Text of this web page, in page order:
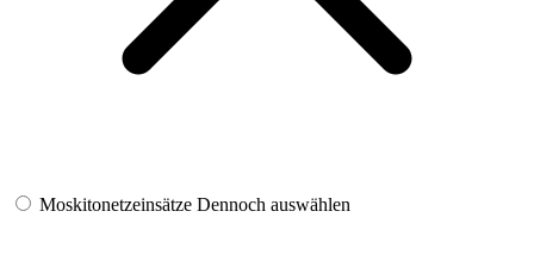
Moskitonetzeinsätze Dennoch auswählen